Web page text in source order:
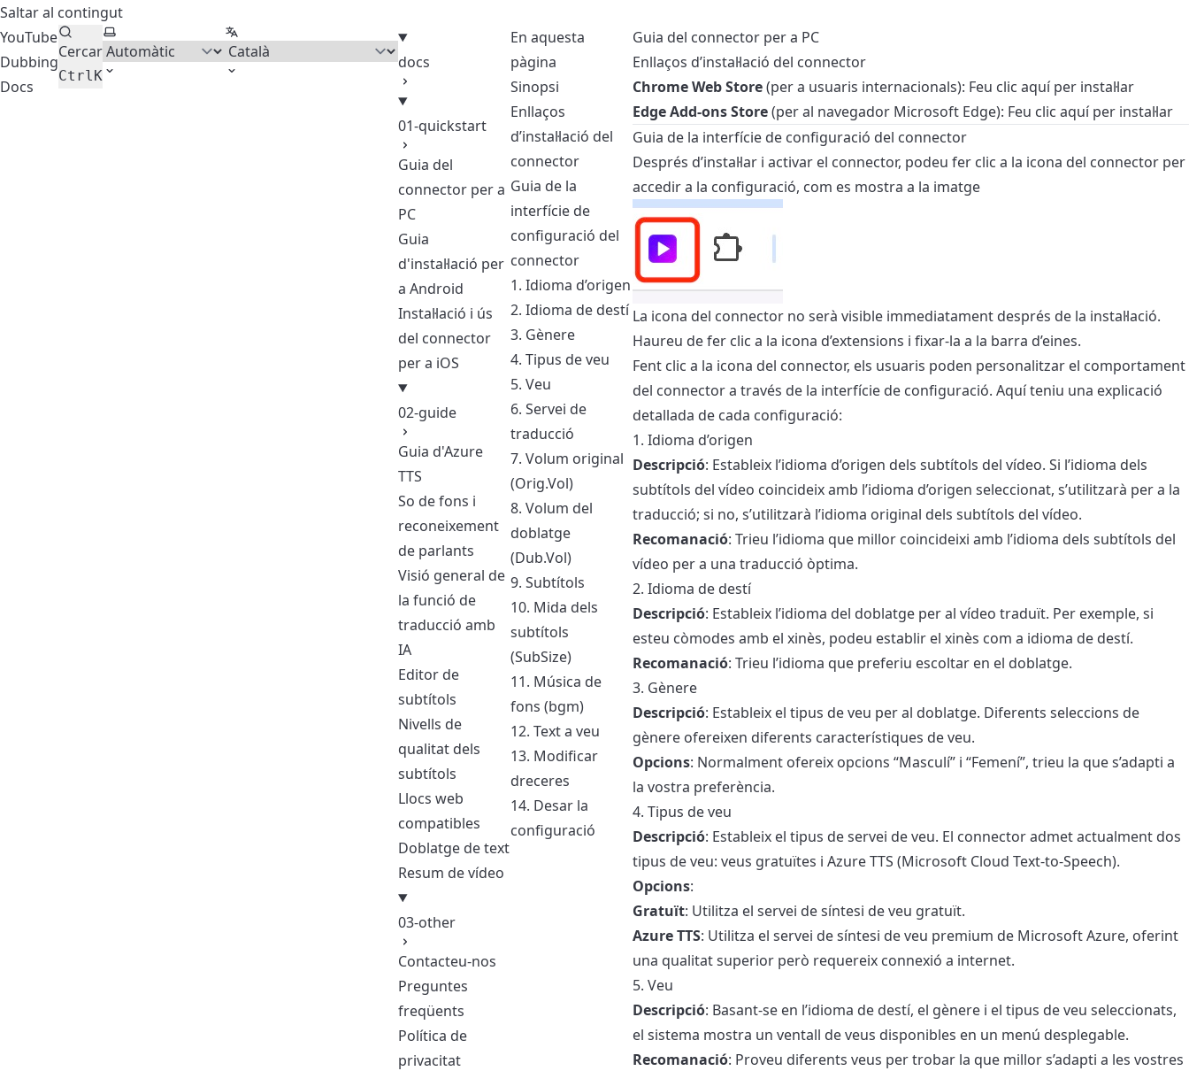
Saltar al contingut
YouTube
Dubbing
Docs
Cercar
CtrlK
Seleccionar tema Seleccionar idioma
docs
01-quickstart
Guia del
connector per a
PC
Guia
d'instal·lació per
a Android
Instal·lació i ús
del connector
per a iOS
02-guide
Guia d'Azure
TTS
So de fons i
reconeixement
de parlants
Visió general de
la funció de
traducció amb
IA
Editor de
subtítols
Nivells de
qualitat dels
subtítols
Llocs web
compatibles
Doblatge de text
Resum de vídeo
03-other
Contacteu-nos
Preguntes
freqüents
Política de
privacitat
En aquesta
pàgina
Sinopsi
Enllaços
d’instal·lació del
connector
Guia de la
interfície de
configuració del
connector
1. Idioma d’origen
2. Idioma de destí
3. Gènere
4. Tipus de veu
5. Veu
6. Servei de
traducció
7. Volum original
(Orig.Vol)
8. Volum del
doblatge
(Dub.Vol)
9. Subtítols
10. Mida dels
subtítols
(SubSize)
11. Música de
fons (bgm)
12. Text a veu
13. Modificar
dreceres
14. Desar la
configuració
Guia del connector per a PC
Enllaços d’instal·lació del connector
Chrome Web Store(per a usuaris internacionals): Feu clic aquí per instal·lar
Edge Add-ons Store(per al navegador Microsoft Edge): Feu clic aquí per instal·lar
Guia de la interfície de configuració del connector
Després d’instal·lar i activar el connector, podeu fer clic a la icona del connector per
accedir a la configuració, com es mostra a la imatge
La icona del connector no serà visible immediatament després de la instal·lació.
Haureu de fer clic a la icona d’extensions i fixar-la a la barra d’eines.
Fent clic a la icona del connector, els usuaris poden personalitzar el comportament
del connector a través de la interfície de configuració. Aquí teniu una explicació
detallada de cada configuració:
1. Idioma d’origen
Descripció: Estableix l’idioma d’origen dels subtítols del vídeo. Si l’idioma dels
subtítols del vídeo coincideix amb l’idioma d’origen seleccionat, s’utilitzarà per a la
traducció; si no, s’utilitzarà l’idioma original dels subtítols del vídeo.
Recomanació: Trieu l’idioma que millor coincideixi amb l’idioma dels subtítols del
vídeo per a una traducció òptima.
2. Idioma de destí
Descripció: Estableix l’idioma del doblatge per al vídeo traduït. Per exemple, si
esteu còmodes amb el xinès, podeu establir el xinès com a idioma de destí.
Recomanació: Trieu l’idioma que preferiu escoltar en el doblatge.
3. Gènere
Descripció: Estableix el tipus de veu per al doblatge. Diferents seleccions de
gènere ofereixen diferents característiques de veu.
Opcions: Normalment ofereix opcions “Masculí” i “Femení”, trieu la que s’adapti a
la vostra preferència.
4. Tipus de veu
Descripció: Estableix el tipus de servei de veu. El connector admet actualment dos
tipus de veu: veus gratuïtes i Azure TTS (Microsoft Cloud Text-to-Speech).
Opcions:
Gratuït: Utilitza el servei de síntesi de veu gratuït.
Azure TTS: Utilitza el servei de síntesi de veu premium de Microsoft Azure, oferint
una qualitat superior però requereix connexió a internet.
5. Veu
Descripció: Basant-se en l’idioma de destí, el gènere i el tipus de veu seleccionats,
el sistema mostra un ventall de veus disponibles en un menú desplegable.
Recomanació: Proveu diferents veus per trobar la que millor s’adapti a les vostres